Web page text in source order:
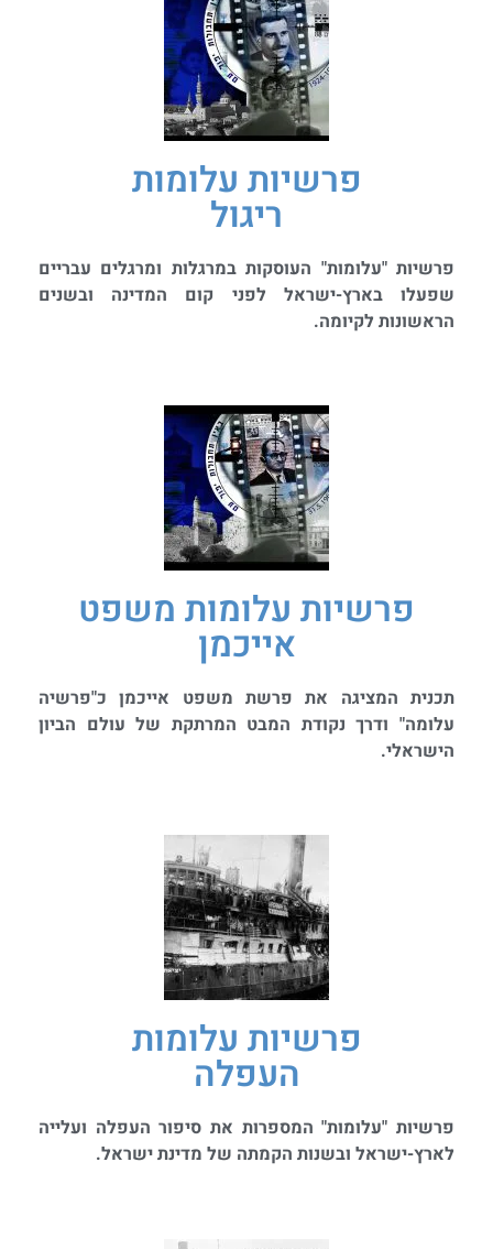
פרשיות עלומות
ריגול
פרשיות "עלומות" העוסקות במרגלות ומרגלים עבריים
שפעלו בארץ-ישראל לפני קום המדינה ובשנים
הראשונות לקיומה.
פרשיות עלומות משפט
אייכמן
תכנית המציגה את פרשת משפט אייכמן כ"פרשיה
עלומה" ודרך נקודת המבט המרתקת של עולם הביון
הישראלי.
פרשיות עלומות
העפלה
פרשיות "עלומות" המספרות את סיפור העפלה ועלייה
לארץ-ישראל ובשנות הקמתה של מדינת ישראל.